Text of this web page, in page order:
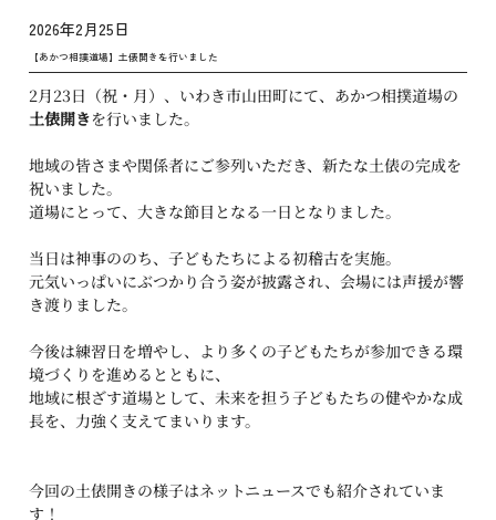
2026年2月25日
【あかつ相撲道場】土俵開きを行いました
2月23日（祝・月）、いわき市山田町にて、あかつ相撲道場の
土俵開きを行いました。
地域の皆さまや関係者にご参列いただき、新たな土俵の完成を
祝いました。
道場にとって、大きな節目となる一日となりました。
当日は神事ののち、子どもたちによる初稽古を実施。
元気いっぱいにぶつかり合う姿が披露され、会場には声援が響
き渡りました。
今後は練習日を増やし、より多くの子どもたちが参加できる環
境づくりを進めるとともに、
地域に根ざす道場として、未来を担う子どもたちの健やかな成
長を、力強く支えてまいります。
今回の土俵開きの様子はネットニュースでも紹介されていま
す！